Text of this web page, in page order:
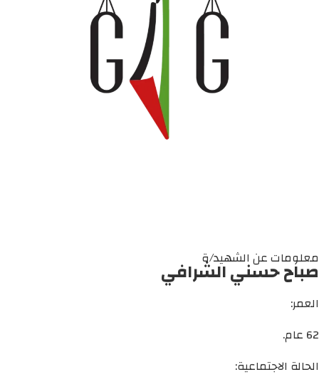
معلومات عن الشهيد/ة
صباح حسني الشرافي
العمر:
62 عام.
الحالة الاجتماعية: